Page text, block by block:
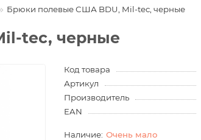
Брюки полевые США BDU, Mil-tec, черные
tec, черные
Код товара
Артикул
Производитель
EAN
Очень мало